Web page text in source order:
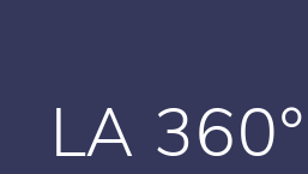
LA